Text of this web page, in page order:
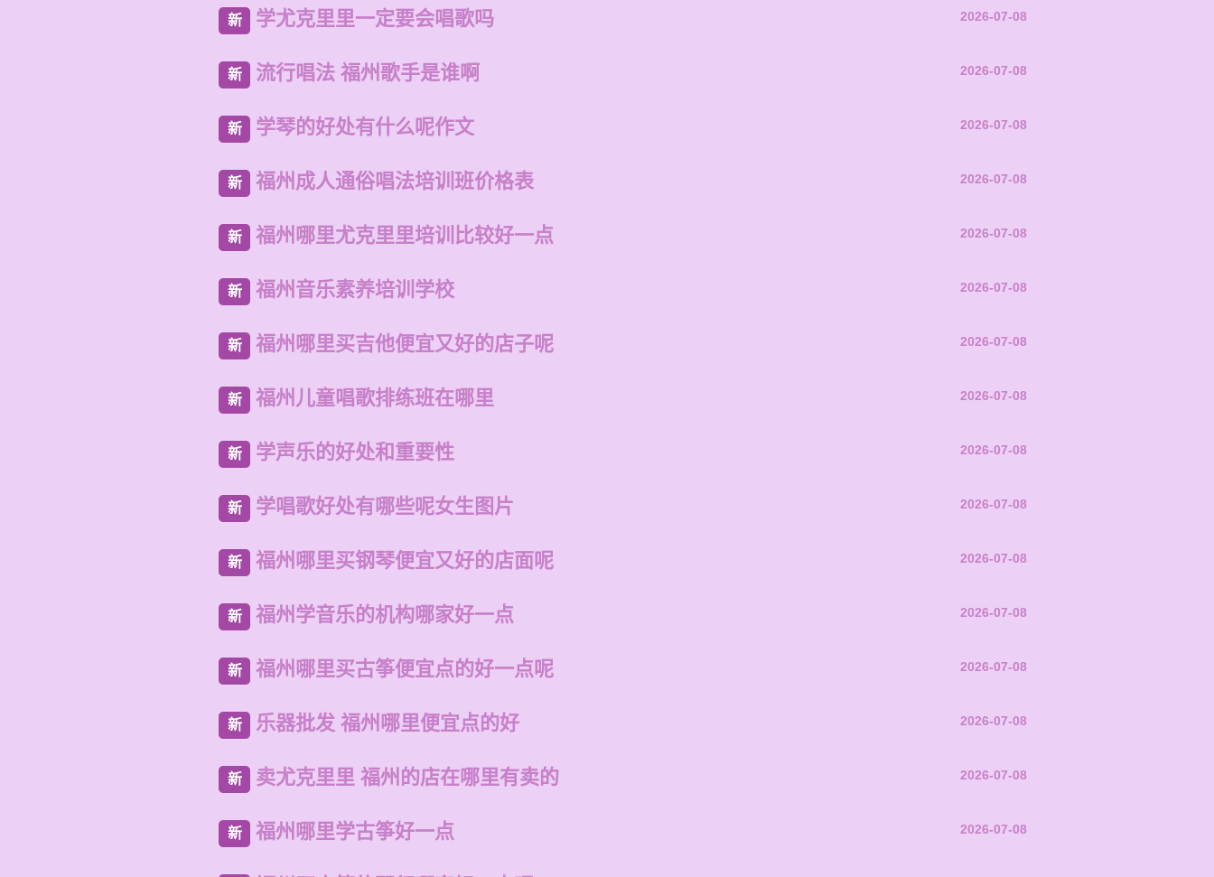
新 学尤克里里一定要会唱歌吗 2026-07-08
新 流行唱法 福州歌手是谁啊 2026-07-08
新 学琴的好处有什么呢作文 2026-07-08
新 福州成人通俗唱法培训班价格表 2026-07-08
新 福州哪里尤克里里培训比较好一点 2026-07-08
新 福州音乐素养培训学校 2026-07-08
新 福州哪里买吉他便宜又好的店子呢 2026-07-08
新 福州儿童唱歌排练班在哪里 2026-07-08
新 学声乐的好处和重要性 2026-07-08
新 学唱歌好处有哪些呢女生图片 2026-07-08
新 福州哪里买钢琴便宜又好的店面呢 2026-07-08
新 福州学音乐的机构哪家好一点 2026-07-08
新 福州哪里买古筝便宜点的好一点呢 2026-07-08
新 乐器批发 福州哪里便宜点的好 2026-07-08
新 卖尤克里里 福州的店在哪里有卖的 2026-07-08
新 福州哪里学古筝好一点 2026-07-08